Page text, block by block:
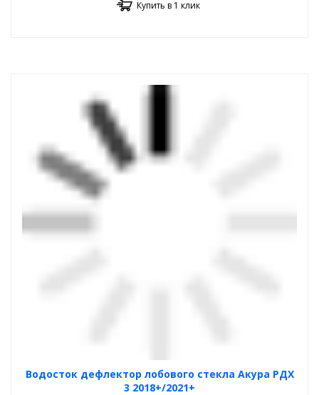
Купить в 1 клик
Водосток дефлектор лобового стекла Акура РДХ
3 2018+/2021+